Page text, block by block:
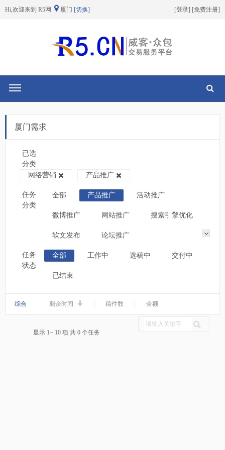
Hi,欢迎来到 R5网 厦门 [切换] [登录] [免费注册]
切换导航
厦门需求
已选
分类
网络营销
产品推广
任务
分类
全部 产品推广 活动推广
微博推广 网站推广 搜索引擎优化
软文发布 论坛推广
任务
状态
全部 工作中 选稿中 交付中
已结束
综合 剩余时间 稿件数 金额
显示 1~ 10 项 共 0 个任务